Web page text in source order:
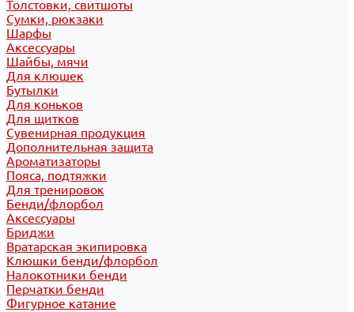
Толстовки, свитшоты
Сумки, рюкзаки
Шарфы
Аксессуары
Шайбы, мячи
Для клюшек
Бутылки
Для коньков
Для щитков
Сувенирная продукция
Дополнительная защита
Ароматизаторы
Пояса, подтяжки
Для тренировок
Бенди/флорбол
Аксессуары
Бриджи
Вратарская экипировка
Клюшки бенди/флорбол
Налокотники бенди
Перчатки бенди
Фигурное катание